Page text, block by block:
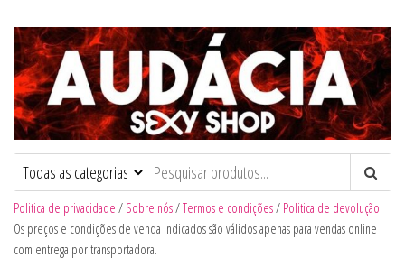
Audacia Sexy Shop
Politica de privacidade / Sobre nós/Termos e condições/ Politica de devolução
Os preços e condições de venda indicados são válidos apenas para vendas online
com entrega por transportadora.